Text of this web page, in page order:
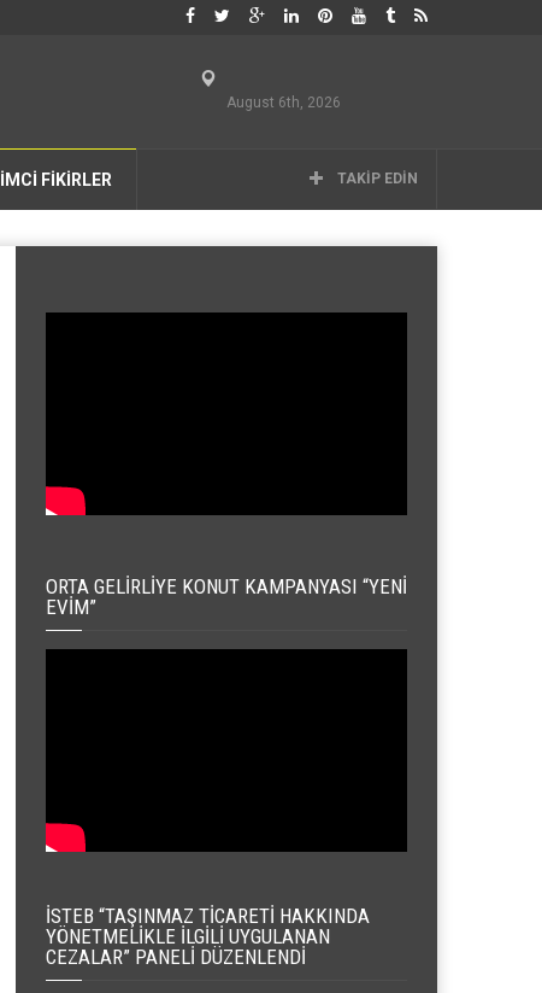
August 6th, 2026
FİKİRLER TAKIP EDIN
ORTA GELIRLIYE KONUT KAMPANYASI “YENI
EVIM”
İSTEB “TAŞINMAZ TICARETI HAKKINDA
YÖNETMELIKLE İLGILI UYGULANAN
CEZALAR” PANELI DÜZENLENDI